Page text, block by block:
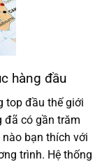
hàng đầu
top đầu thế giới
đã có gần trăm
bạn thích với
trình. Hệ thống